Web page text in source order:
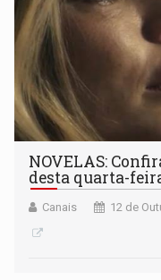
NOVELAS:
desta quarta-
Canais 12 de